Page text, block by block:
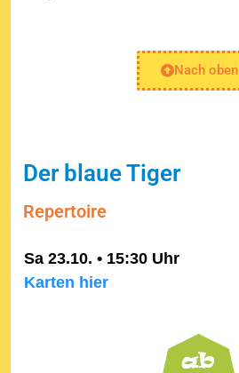
Nach oben
Der blaue Tiger
Repertoire
Sa 23.10. • 15:30 Uhr
Karten hier